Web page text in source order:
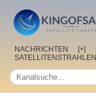
NACHRICHTEN [+]
SATELLITENSTRAHLEN